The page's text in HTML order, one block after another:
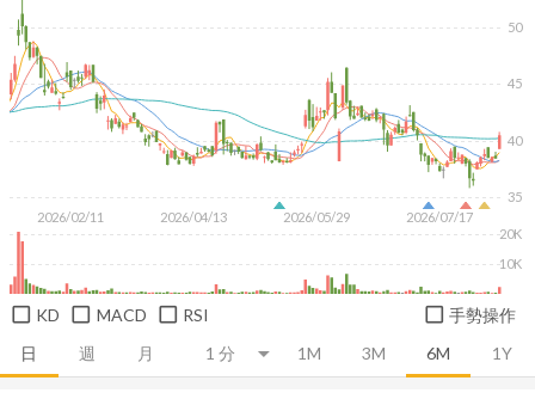
日 週 月 1M 3M 6M 1Y
2026/02/11 2026/04/13 2026/05/29 2026/07/17
35
40
45
50
10K
20K
KD MACD RSI 手勢操作